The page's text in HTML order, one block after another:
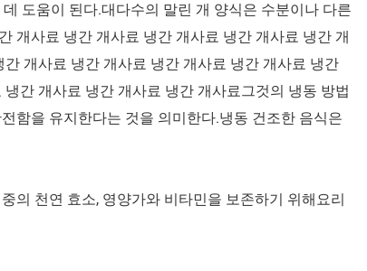
도움이 된다.대다수의 말린 개 양식은 수분이나 다른
개사료 냉간 개사료 냉간 개사료 냉간 개사료 냉간 개
개사료 냉간 개사료 냉간 개사료 냉간 개사료 냉간
간 개사료 냉간 개사료 냉간 개사료그것의 냉동 방법
함을 유지한다는 것을 의미한다.냉동 건조한 음식은
의 천연 효소, 영양가와 비타민을 보존하기 위해요리